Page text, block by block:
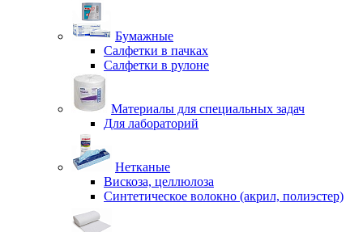
Бумажные
Салфетки в пачках
Салфетки в рулоне
Материалы для специальных задач
Для лабораторий
Нетканые
Вискоза, целлюлоза
Синтетическое волокно (акрил, полиэстер)